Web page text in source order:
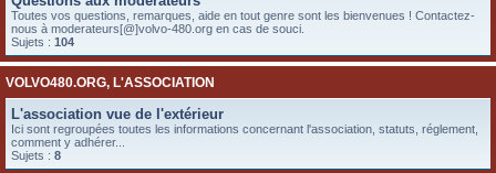
Toutes vos questions, remarques, aide en tout genre sont les bienvenues ! Contactez-
nous à moderateurs[@]volvo-480.org en cas de souci.
Sujets : 104
VOLVO480.ORG, L'ASSOCIATION
L'association vue de l'extérieur
Ici sont regroupées toutes les informations concernant l'association, statuts, réglement,
comment y adhérer...
Sujets : 8